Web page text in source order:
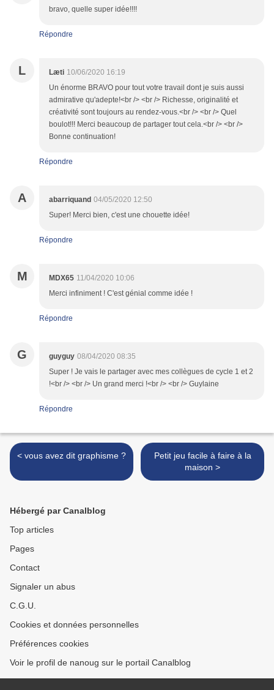
bravo, quelle super idée!!!!
Répondre
L Læti 10/06/2020 16:19
Un énorme BRAVO pour tout votre travail dont je suis aussi
admirative qu'adepte!<br /> <br /> Richesse, originalité et
créativité sont toujours au rendez-vous.<br /> <br /> Quel
boulot!!! Merci beaucoup de partager tout cela.<br /> <br />
Bonne continuation!
Répondre
A abarriquand 04/05/2020 12:50
Super! Merci bien, c'est une chouette idée!
Répondre
M MDX65 11/04/2020 10:06
Merci infiniment ! C'est génial comme idée !
Répondre
G guyguy 08/04/2020 08:35
Super ! Je vais le partager avec mes collègues de cycle 1 et 2
!<br /> <br /> Un grand merci !<br /> <br /> Guylaine
Répondre
< vous avez dit graphisme ?
Petit jeu facile à faire à la
maison >
Hébergé par Canalblog
Top articles
Pages
Contact
Signaler un abus
C.G.U.
Cookies et données personnelles
Préférences cookies
Voir le profil de nanoug sur le portail Canalblog